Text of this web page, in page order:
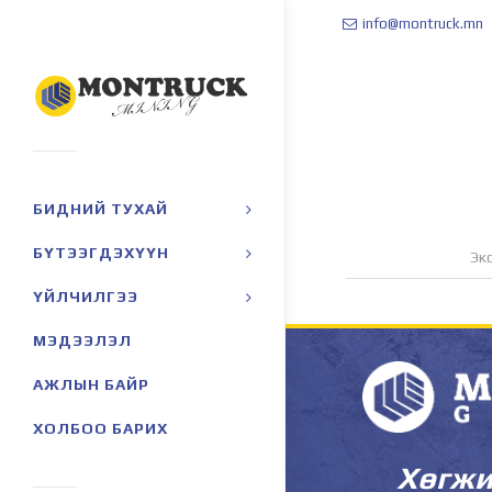
info@montruck.mn
БИДНИЙ ТУХАЙ
БҮТЭЭГДЭХҮҮН
ҮЙЛЧИЛГЭЭ
МЭДЭЭЛЭЛ
АЖЛЫН БАЙР
ХОЛБОО БАРИХ